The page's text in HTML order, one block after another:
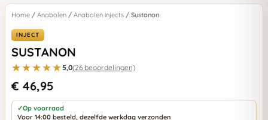
Home / Anabolen / Anabolen injects / Sustanon
INJECT
SUSTANON
★★★★★5,0(26 beoordelingen)
€ 46,95
✓Op voorraad
Voor 14:00 besteld, dezelfde werkdag verzonden